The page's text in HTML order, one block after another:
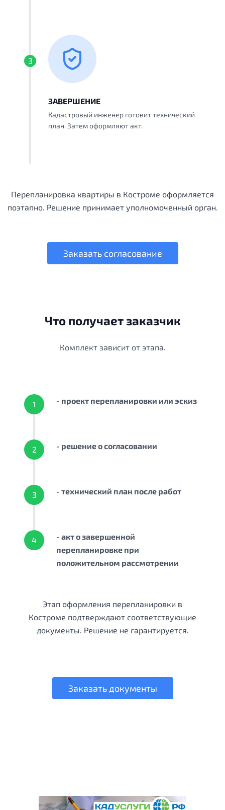
3
ЗАВЕРШЕНИЕ
Кадастровый инженер готовит технический
план. Затем оформляют акт.
Перепланировка квартиры в Костроме оформляется
поэтапно. Решение принимает уполномоченный орган.
Заказать согласование
Что получает заказчик
Комплект зависит от этапа.
1 - проект перепланировки или эскиз
2 - решение о согласовании
3 - технический план после работ
4
- акт о завершенной
перепланировке при
положительном рассмотрении
Этап оформления перепланировки в
Костроме подтверждают соответствующие
документы. Решение не гарантируется.
Заказать документы